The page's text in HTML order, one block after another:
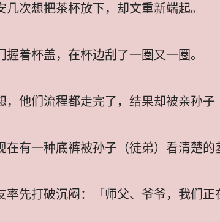
几次想把茶杯放下，却文重新端起。
握着杯盖，在杯边刮了一圈又一圈。
，他们流程都走完了，结果却被亲孙子
在有一种底裤被孙子（徒弟）看清楚的
率先打破沉闷：「师父、爷爷，我们